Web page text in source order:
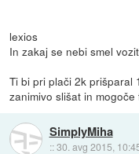
lexios
In zakaj se nebi smel
Ti bi pri plači 2k prišparal
zanimivo slišat in
SimplyMiha
::30. avg 2015,